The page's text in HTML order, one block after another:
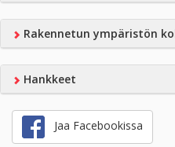
Rakennetun ympäristön
Hankkeet
Jaa Facebookissa